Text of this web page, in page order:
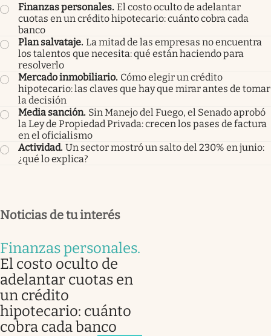
Finanzas personales. El costo oculto de adelantar
cuotas en un crédito hipotecario: cuánto cobra cada
banco
Plan salvataje. La mitad de las empresas no encuentra
los talentos que necesita: qué están haciendo para
resolverlo
Mercado inmobiliario. Cómo elegir un crédito
hipotecario: las claves que hay que mirar antes de tomar
la decisión
Media sanción. Sin Manejo del Fuego, el Senado aprobó
la Ley de Propiedad Privada: crecen los pases de factura
en el oficialismo
Actividad. Un sector mostró un salto del 230% en junio:
¿qué lo explica?
Noticias de tu interés
Finanzas personales.
El costo oculto de
adelantar cuotas en
un crédito
hipotecario: cuánto
cobra cada banco